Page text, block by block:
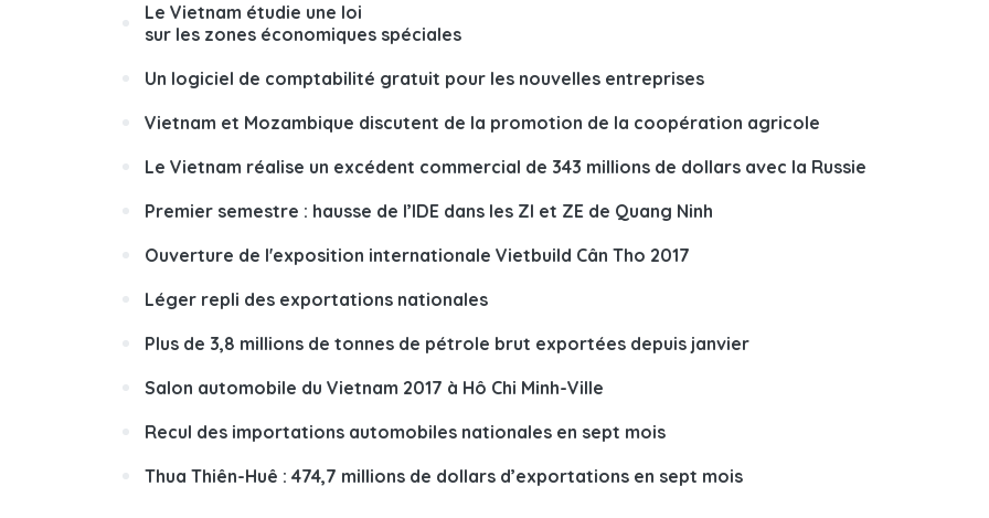
Le Vietnam étudie une loi
sur les zones économiques spéciales
Un logiciel de comptabilité gratuit pour les nouvelles entreprises
Vietnam et Mozambique discutent de la promotion de la coopération agricole
Le Vietnam réalise un excédent commercial de 343 millions de dollars avec la Russie
Premier semestre : hausse de l’IDE dans les ZI et ZE de Quang Ninh
Ouverture de l'exposition internationale Vietbuild Cân Tho 2017
Léger repli des exportations nationales
Plus de 3,8 millions de tonnes de pétrole brut exportées depuis janvier
Salon automobile du Vietnam 2017 à Hô Chi Minh-Ville
Recul des importations automobiles nationales en sept mois
Thua Thiên-Huê : 474,7 millions de dollars d’exportations en sept mois